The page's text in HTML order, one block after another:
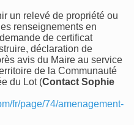
un relevé de propriété ou
renseignements en
de certificat
déclaration de
avis du Maire au service
de la Communauté
du Lot (Contact Sophie
fr/page/74/amenagement-